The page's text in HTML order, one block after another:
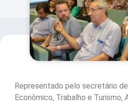
Representado pelo secretário
Econômico, Trabalho e Turismo,